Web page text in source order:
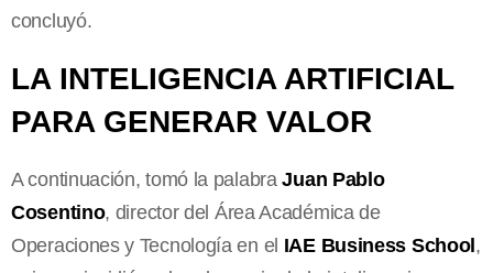
concluyó.
LA INTELIGENCIA ARTIFICIAL
PARA GENERAR VALOR
A continuación, tomó la palabraJuan Pablo
Cosentino, director del Área Académica de
Operaciones y Tecnología en el IAE Business School,